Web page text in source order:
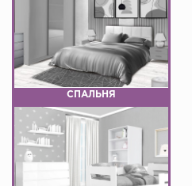
СПАЛЬНЯ